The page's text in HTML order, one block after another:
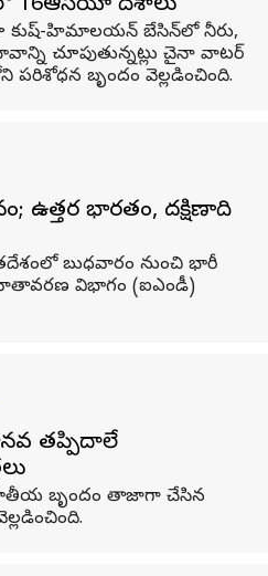
16ఆసియా దేశాలు
కుష్-హిమాలయన్ బేసిన్‌లో నీరు,
చూపుతున్నట్లు చైనా వాటర్
పరిశోధన బృందం వెల్లడించింది.
ఉత్తర భారతం, దక్షిణాది
బుధవారం నుంచి భారీ
వాతావరణ విభాగం (ఐఎండీ)
తప్పిదాలే
బృందం తాజాగా చేసిన